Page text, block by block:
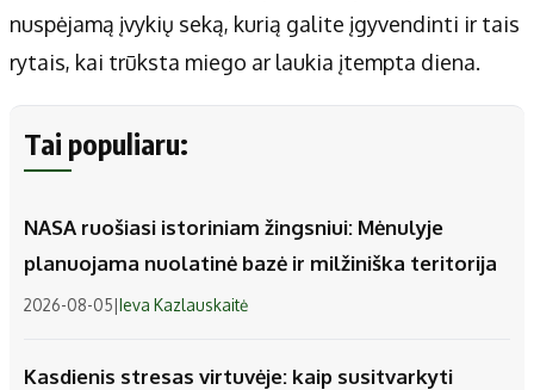
nuspėjamą įvykių seką, kurią galite įgyvendinti ir tais
rytais, kai trūksta miego ar laukia įtempta diena.
Tai populiaru:
NASA ruošiasi istoriniam žingsniui: Mėnulyje
planuojama nuolatinė bazė ir milžiniška teritorija
2026-08-05|Ieva Kazlauskaitė
Kasdienis stresas virtuvėje: kaip susitvarkyti